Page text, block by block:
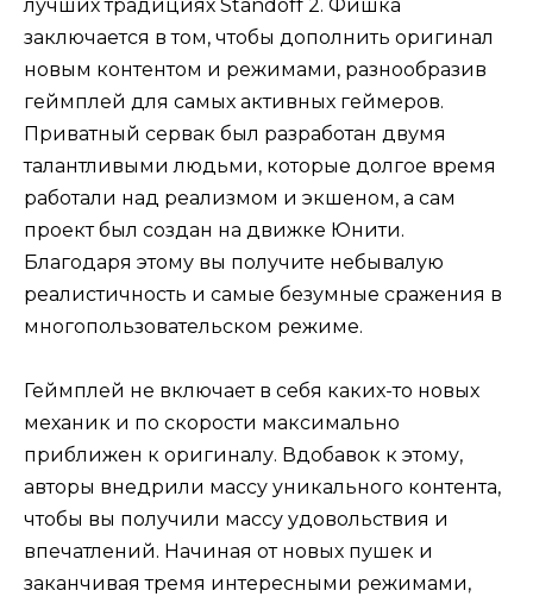
лучших традициях Standoff 2. Фишка
заключается в том, чтобы дополнить оригинал
новым контентом и режимами, разнообразив
геймплей для самых активных геймеров.
Приватный сервак был разработан двумя
талантливыми людьми, которые долгое время
работали над реализмом и экшеном, а сам
проект был создан на движке Юнити.
Благодаря этому вы получите небывалую
реалистичность и самые безумные сражения в
многопользовательском режиме.
Геймплей не включает в себя каких-то новых
механик и по скорости максимально
приближен к оригиналу. Вдобавок к этому,
авторы внедрили массу уникального контента,
чтобы вы получили массу удовольствия и
впечатлений. Начиная от новых пушек и
заканчивая тремя интересными режимами,